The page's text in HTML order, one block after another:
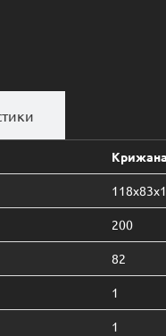
200
82
1
1